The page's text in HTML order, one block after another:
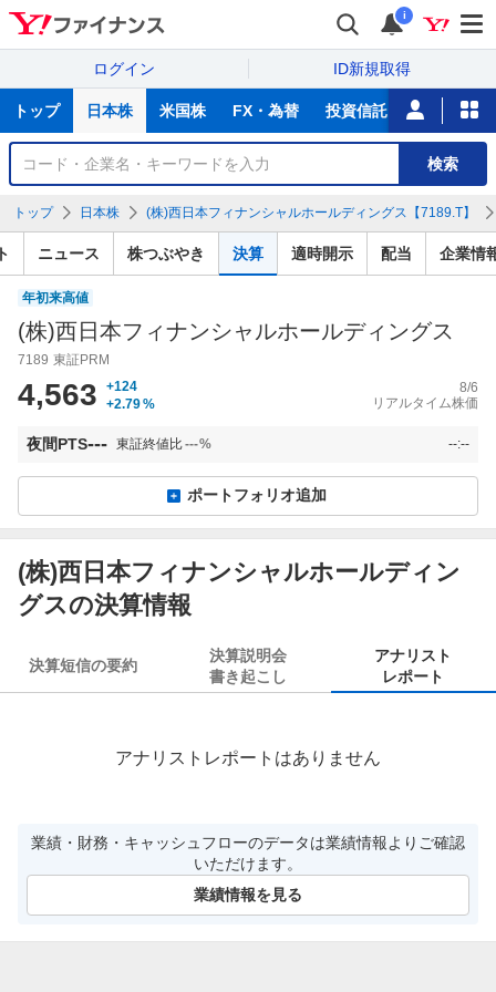
i
ログイン ID新規取得
サ
トップ 日本株 米国株 FX・為替 投資信託 ニュース
銘
検
検索
トップ 日本株 (株)西日本フィナンシャルホールディングス【7189.T】
ニュース 株つぶやき 決算 適時開示 配当 企業情
年初来高値
(株)西日本フィナンシャルホールディングス
7189 東証PRM
4,563
+124
+2.79%
8/6
リアルタイム株価
夜間PTS--- 東証終値比---% --:--
ポートフォリオ追加
(株)西日本フィナンシャルホールディン
グスの決算情報
決算短信の要約
決算説明会
書き起こし
アナリスト
レポート
アナリストレポートはありません
業績・財務・キャッシュフローのデータは業績情報よりご確認
いただけます。
業績情報を見る